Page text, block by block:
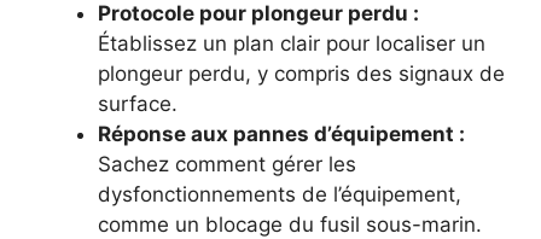
Protocole pour plongeur perdu :
Établissez un plan clair pour localiser un
plongeur perdu, y compris des signaux de
surface.
Réponse aux pannes d’équipement :
Sachez comment gérer les
dysfonctionnements de l’équipement,
comme un blocage du fusil sous-marin.